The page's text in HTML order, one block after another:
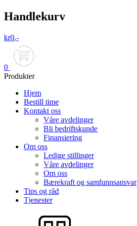
Handlekurv
kr0,-
0
Produkter
Hjem
Bestill time
Kontakt oss
Våre avdelinger
Bli bedriftskunde
Finansiering
Om oss
Ledige stillinger
Våre avdelinger
Om oss
Bærekraft og samfunnsansvar
Tips og råd
Tjenester